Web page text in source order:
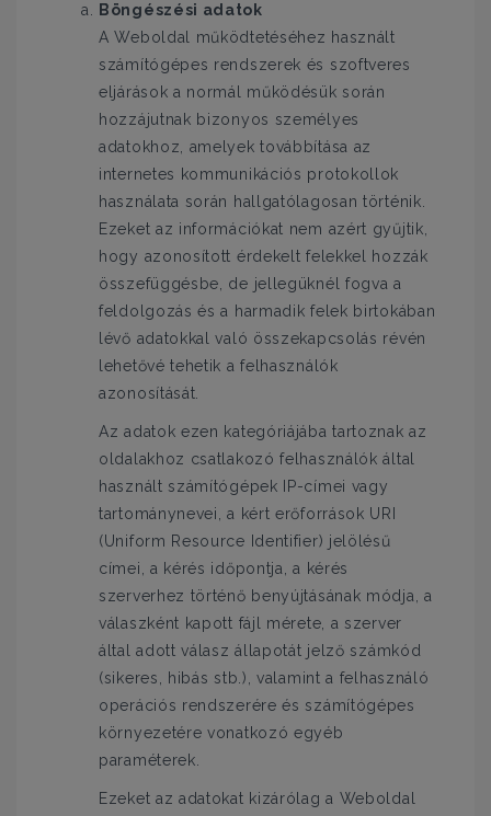
Böngészési adatok
A Weboldal működtetéséhez használt
számítógépes rendszerek és szoftveres
eljárások a normál működésük során
hozzájutnak bizonyos személyes
adatokhoz, amelyek továbbítása az
internetes kommunikációs protokollok
használata során hallgatólagosan történik.
Ezeket az információkat nem azért gyűjtik,
hogy azonosított érdekelt felekkel hozzák
összefüggésbe, de jellegüknél fogva a
feldolgozás és a harmadik felek birtokában
lévő adatokkal való összekapcsolás révén
lehetővé tehetik a felhasználók
azonosítását.
Az adatok ezen kategóriájába tartoznak az
oldalakhoz csatlakozó felhasználók által
használt számítógépek IP-címei vagy
tartománynevei, a kért erőforrások URI
(Uniform Resource Identifier) jelölésű
címei, a kérés időpontja, a kérés
szerverhez történő benyújtásának módja, a
válaszként kapott fájl mérete, a szerver
által adott válasz állapotát jelző számkód
(sikeres, hibás stb.), valamint a felhasználó
operációs rendszerére és számítógépes
környezetére vonatkozó egyéb
paraméterek.
Ezeket az adatokat kizárólag a Weboldal